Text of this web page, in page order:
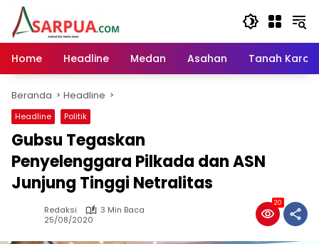
Langsung
konten
Home
Headline Medan Asahan Tanah Karo
Beranda Headline
Headline Politik
Gubsu Tegaskan
Penyelenggara Pilkada dan ASN
Junjung Tinggi Netralitas
Redaksi
3 Min Baca
25/08/2020
20